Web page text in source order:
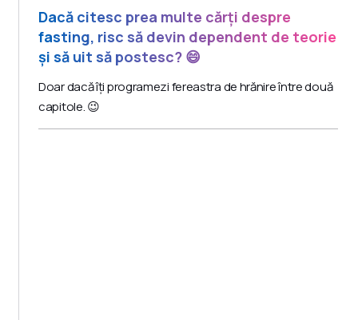
Dacă citesc prea multe cărți despre
fasting, risc să devin dependent de teorie
și să uit să postesc? 😄
Doar dacă îți programezi fereastra de hrănire între două
capitole. 😉